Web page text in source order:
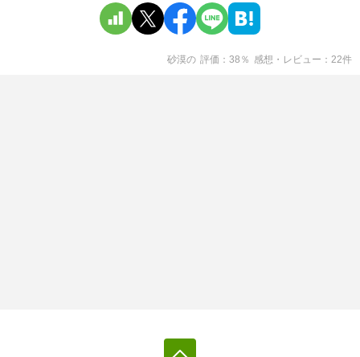
砂漠の 評価 38 ％ 感想・レビュー 22件